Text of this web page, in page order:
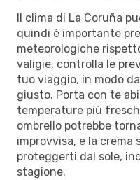
Il clima di La Coruña
quindi è importante
meteorologiche
valigie, controlla le
tuo viaggio, in modo
giusto. Porta con te
temperature più
ombrello potrebbe
improvvisa, e la crema
proteggerti dal sole,
stagione.